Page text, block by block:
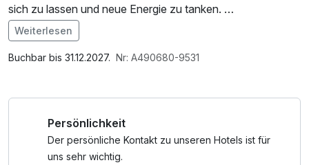
sich zu lassen und neue Energie zu tanken.
Lassen Sie sich von der wohltuenden Ganzkörpermassage
und einer Atmosphäre der völligen Erholung verwöhnen.
Zur Entspannung wartet ebenfalls unsere hauseigene
Verbringen Sie entspannte Stunden in der historischen
Stadt Hildesheim und genießen Sie das perfekte
Zusammenspiel von Natur, Kultur und Erholung. Ihr
Im Angebot enthalten
1 Flasche Mineralwasser, Saunabenutzung, Nutzung des
Weiterlesen
Buchbar bis 31.12.2027. Nr: A490680-9531
Persönlichkeit
Der persönliche Kontakt zu unseren Hotels ist für
uns sehr wichtig.